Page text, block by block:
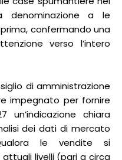
denominazione a le
confermando una
verso l’intero
di amministrazione
impegnato per fornire
chiara
dei dati di mercato
le vendite si
livelli (pari a circa